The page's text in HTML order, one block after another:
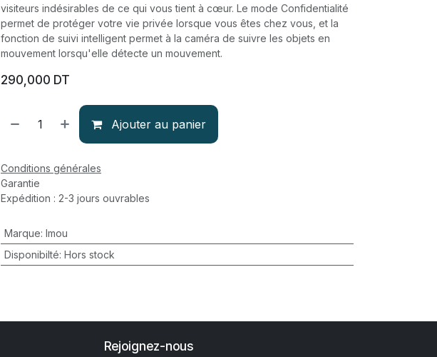
visiteurs indésirables de ce qui vous tient à cœur. Le mode Confidentialité
permet de protéger votre vie privée lorsque vous êtes chez vous, et la
fonction de suivi intelligent permet à la caméra de suivre les objets en
mouvement lorsqu'elle détecte un mouvement.
290,000 DT
Ajouter au panier
Conditions générales
Garantie
Expédition : 2-3 jours ouvrables
Marque: Imou
Disponibilté: Hors stock
Rejoignez-nous